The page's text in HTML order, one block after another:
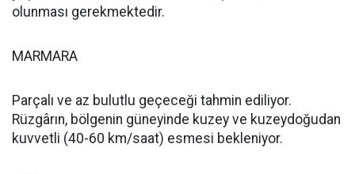
olunması gerekmektedir.
MARMARA
Parçalı ve az bulutlu geçeceği tahmin ediliyor.
Rüzgârın, bölgenin güneyinde kuzey ve kuzeydoğudan
kuvvetli (40-60 km/saat) esmesi bekleniyor.